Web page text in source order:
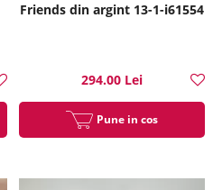
Friends din argint 13-1-i61554
294.00 Lei
Pune in cos